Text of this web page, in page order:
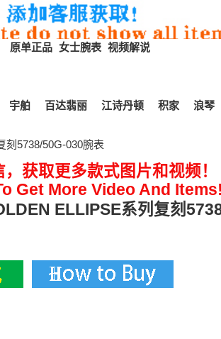
原单正品 女士腕表 视频解说
宇舶 百达翡丽 江诗丹顿 积家 浪琴
刻5738/50G-030腕表
获取更多款式图片和视频！
Get More Video And
ELLIPSE系列复刻